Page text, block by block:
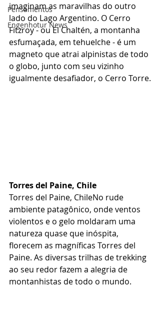
Pensamentos
Engenhotur News
imaginam as maravilhas do outro
lado do Lago Argentino. O Cerro
Fitzroy - ou El Chaltén, a montanha
esfumaçada, em tehuelche - é um
magneto que atrai alpinistas de todo
o globo, junto com seu vizinho
igualmente desafiador, o Cerro Torre.
Torres del Paine, Chile
Torres del Paine, ChileNo rude
ambiente patagônico, onde ventos
violentos e o gelo moldaram uma
natureza quase que inóspita,
florecem as magníficas Torres del
Paine. As diversas trilhas de trekking
ao seu redor fazem a alegria de
montanhistas de todo o mundo.